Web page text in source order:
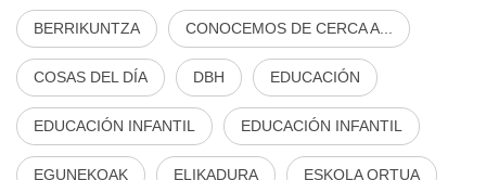
BERRIKUNTZA CONOCEMOS DE CERCA A...
COSAS DEL DÍA DBH EDUCACIÓN
EDUCACIÓN INFANTIL EDUCACIÓN INFANTIL
EGUNEKOAK ELIKADURA ESKOLA ORTUA